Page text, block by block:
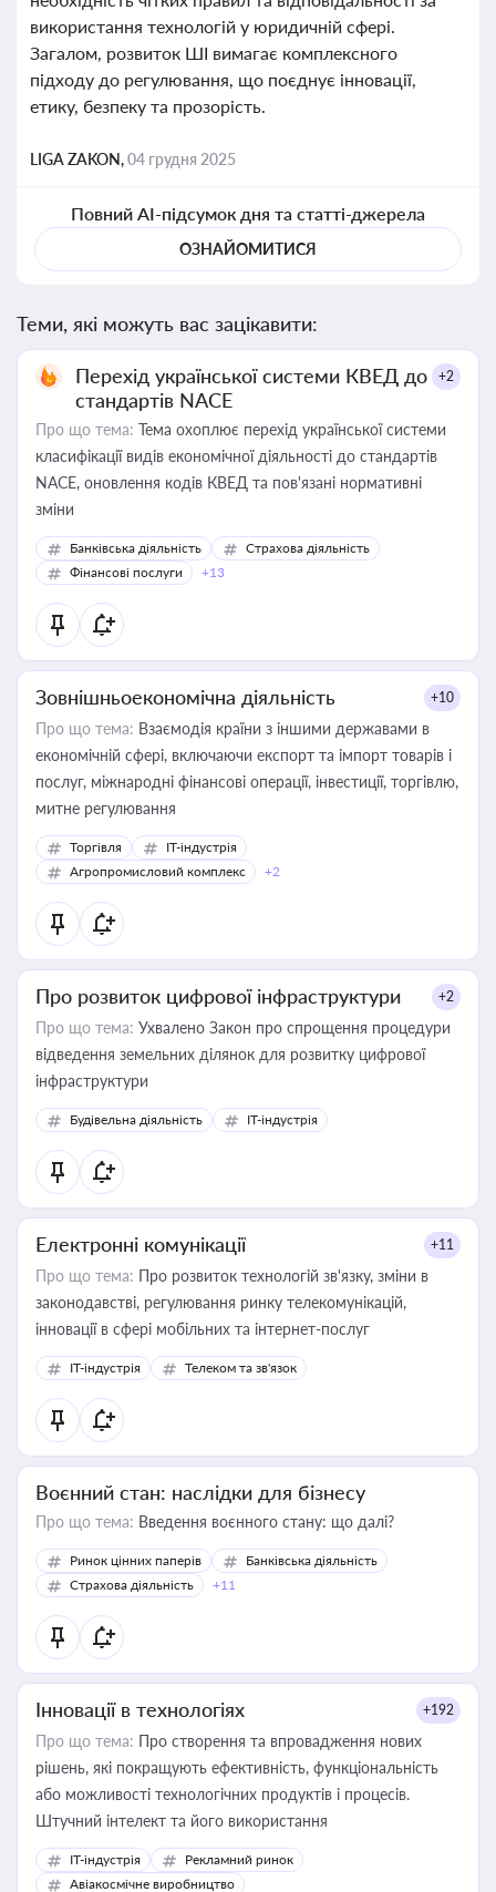
використання технологій у юридичній сфері.
Загалом, розвиток ШІ вимагає комплексного
підходу до регулювання, що поєднує інновації,
етику, безпеку та прозорість.
LIGA ZAKON,04 грудня 2025
Повний AI-підсумок дня та статті-джерела
ОЗНАЙОМИТИСЯ
Теми, які можуть вас зацікавити:
Перехід української системи КВЕД до
стандартів NACE
+2
Про що тема: Тема охоплює перехід української системи
класифікації видів економічної діяльності до стандартів
NACE, оновлення кодів КВЕД та пов'язані нормативні
зміни
Банківська діяльність
Страхова діяльність
Фінансові послуги
+13
Зовнішньоекономічна діяльність +10
Про що тема: Взаємодія країни з іншими державами в
економічній сфері, включаючи експорт та імпорт товарів і
послуг, міжнародні фінансові операції, інвестиції, торгівлю,
митне регулювання
Торгівля
IT-індустрія
Агропромисловий комплекс
+2
Про розвиток цифрової інфраструктури +2
Про що тема: Ухвалено Закон про спрощення процедури
відведення земельних ділянок для розвитку цифрової
інфраструктури
Будівельна діяльність IT-індустрія
Електронні комунікації +11
Про що тема: Про розвиток технологій зв'язку, зміни в
законодавстві, регулювання ринку телекомунікацій,
інновації в сфері мобільних та інтернет-послуг
IT-індустрія Телеком та зв'язок
Воєнний стан: наслідки для бізнесу
Про що тема: Введення воєнного стану: що далі?
Ринок цінних паперів
Банківська діяльність
Страхова діяльність
+11
Інновації в технологіях +192
Про що тема: Про створення та впровадження нових
рішень, які покращують ефективність, функціональність
або можливості технологічних продуктів і процесів.
Штучний інтелект та його використання
IT-індустрія
Рекламний ринок
Авіакосмічне виробництво